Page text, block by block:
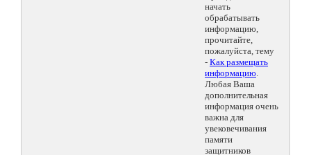
начать
обрабатывать
информацию,
прочитайте,
пожалуйста, тему
- Как размещать
информацию.
Любая Ваша
дополнительная
информация очень
важна для
увековечивания
памяти
защитников